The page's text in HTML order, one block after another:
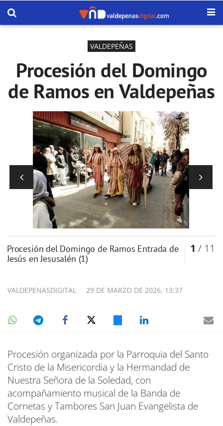
VALDEPEÑAS
Procesión del Domingo
de Ramos en Valdepeñas
Procesión del Domingo de Ramos Entrada de
Jesús en Jesusalén (1)
1 / 11
29 DE MARZO DE 2026, 13:37
VALDEPENASDIGITAL
Procesión organizada por la Parroquia del Santo
Cristo de la Misericordia y la Hermandad de
Nuestra Señora de la Soledad, con
acompañamiento musical de la Banda de
Cornetas y Tambores San Juan Evangelista de
Valdepeñas.